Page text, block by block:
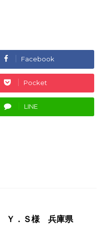
Facebook
Pocket
LINE
Ｙ．Ｓ様 兵庫県